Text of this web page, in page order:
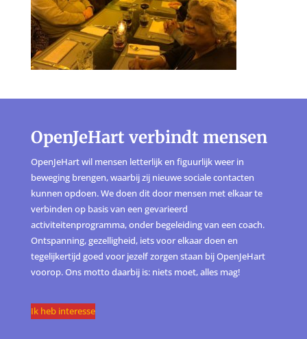
OpenJeHart verbindt mensen
OpenJeHart wil mensen letterlijk en figuurlijk weer in
beweging brengen, waarbij zij nieuwe sociale contacten
kunnen opdoen. We doen dit door mensen met elkaar te
verbinden op basis van een gevarieerd
activiteitenprogramma, onder begeleiding van een coach.
Ontspanning, gezelligheid, iets voor elkaar doen en
tegelijkertijd goed voor jezelf zorgen staan bij OpenJeHart
voorop. Ons motto daarbij is: niets moet, alles mag!
Ik heb interesse